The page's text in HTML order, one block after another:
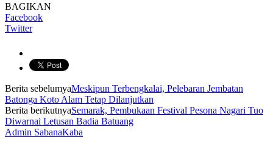
BAGIKAN
Facebook
Twitter
Berita sebelumyaMeskipun Terbengkalai, Pelebaran Jembatan
Batonga Koto Alam Tetap Dilanjutkan
Berita berikutnyaSemarak, Pembukaan Festival Pesona Nagari Tuo
Diwarnai Letusan Badia Batuang
Admin SabanaKaba